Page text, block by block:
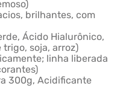
brilhantes, com
Ácido Hialurônico,
trigo, soja, arroz)
linha liberada
300g, Acidificante